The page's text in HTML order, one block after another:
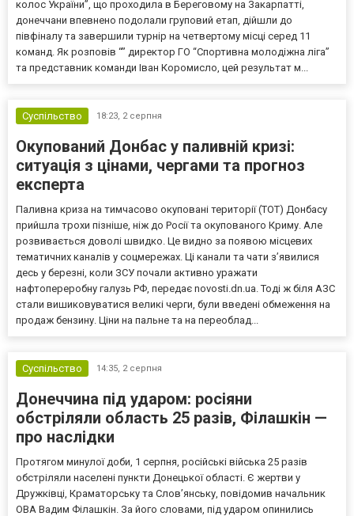
колос України”, що проходила в Береговому на Закарпатті,
донеччани впевнено подолали груповий етап, дійшли до
півфіналу та завершили турнір на четвертому місці серед 11
команд. Як розповів “” директор ГО “Спортивна молодіжна ліга”
та представник команди Іван Коромисло, цей результат м...
Суспільство 18:23, 2 серпня
Окупований Донбас у паливній кризі:
ситуація з цінами, чергами та прогноз
експерта
Паливна криза на тимчасово окуповані території (ТОТ) Донбасу
прийшла трохи пізніше, ніж до Росії та окупованого Криму. Але
розвивається доволі швидко. Це видно за появою місцевих
тематичних каналів у соцмережах. Ці канали та чати з’явилися
десь у березні, коли ЗСУ почали активно уражати
нафтопереробну галузь РФ, передає novosti.dn.ua. Тоді ж біля АЗС
стали вишиковуватися великі черги, були введені обмеження на
продаж бензину. Ціни на пальне та на переоблад...
Суспільство 14:35, 2 серпня
Донеччина під ударом: росіяни
обстріляли область 25 разів, Філашкін —
про наслідки
Протягом минулої доби, 1 серпня, російські війська 25 разів
обстріляли населені пункти Донецької області. Є жертви у
Дружківці, Краматорську та Слов’янську, повідомив начальник
ОВА Вадим Філашкін. За його словами, під ударом опинились